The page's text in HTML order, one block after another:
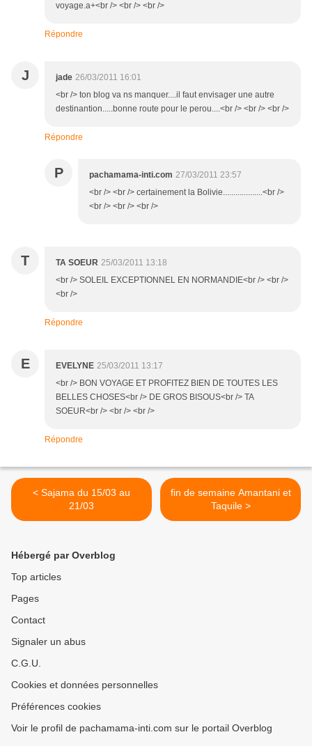
voyage.a+<br /> <br /> <br />
Répondre
J jade 26/03/2011 16:01
<br /> ton blog va ns manquer....il faut envisager une autre
destinantion.....bonne route pour le perou....<br /> <br /> <br />
Répondre
P pachamama-inti.com 27/03/2011 23:57
<br /> <br /> certainement la Bolivie...................<br />
<br /> <br /> <br />
T TA SOEUR 25/03/2011 13:18
<br /> SOLEIL EXCEPTIONNEL EN NORMANDIE<br /> <br />
<br />
Répondre
E EVELYNE 25/03/2011 13:17
<br /> BON VOYAGE ET PROFITEZ BIEN DE TOUTES LES
BELLES CHOSES<br /> DE GROS BISOUS<br /> TA
SOEUR<br /> <br /> <br />
Répondre
< Sajama du 15/03 au
21/03
fin de semaine Amantani et
Taquile >
Hébergé par Overblog
Top articles
Pages
Contact
Signaler un abus
C.G.U.
Cookies et données personnelles
Préférences cookies
Voir le profil de pachamama-inti.com sur le portail Overblog